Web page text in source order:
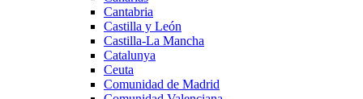
Cantabria
Castilla y León
Castilla-La Mancha
Catalunya
Ceuta
Comunidad de Madrid